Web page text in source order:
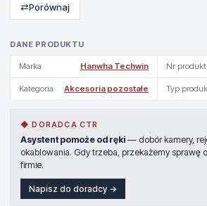
DANE PRODUKTU
Marka Hanwha Techwin Nr
Kategoria Akcesoria pozostałe Typ
◆ DORADCA CTR
Asystent pomoże od ręki — dobór kamery,
okablowania. Gdy trzeba, przekażemy sprawę
firmie.
Napisz do doradcy →
⇄Porównaj